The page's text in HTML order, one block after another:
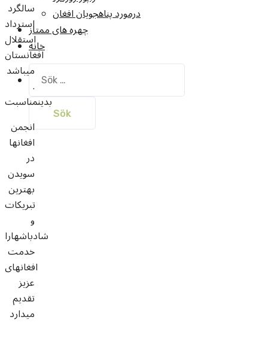
درمورد پناهجويان افغان
چهره های ممتاز
خانه
Sök
efter:
سالگرد
استرداد
استقلال
افغانستان
میباشد
.
بدینمناسبت
انجمن
افغانها
در
سویدن
بهترین
تبریکات
و
شادباشهارا
خدمت
افغانهای
عزیز
تقدیم
میدارد